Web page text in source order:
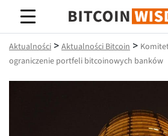
Mądrość
Aktualności > Aktualności Bitcoin >
ograniczenie portfeli bitcoinowych banków